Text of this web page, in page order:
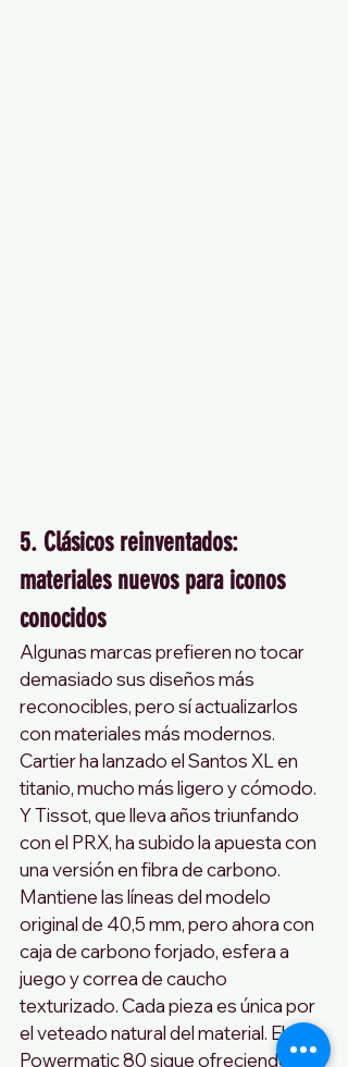
5. Clásicos reinventados:
materiales nuevos para iconos
conocidos
Algunas marcas prefieren no tocar
demasiado sus diseños más
reconocibles, pero sí actualizarlos
con materiales más modernos.
Cartier ha lanzado el Santos XL en
titanio, mucho más ligero y cómodo.
Y Tissot, que lleva años triunfando
con el PRX, ha subido la apuesta con
una versión en fibra de carbono.
Mantiene las líneas del modelo
original de 40,5 mm, pero ahora con
caja de carbono forjado, esfera a
juego y correa de caucho
texturizado. Cada pieza es única por
el veteado natural del material. El
Powermatic 80 sigue ofreciendo 80